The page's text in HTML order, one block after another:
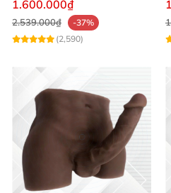
Khoái cảm mang lại chắc
quên lắm đấy.
1.600.000₫
2.539.000₫
-37%
(2,590)